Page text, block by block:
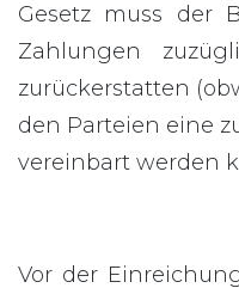
Gesetz muss der
Zahlungen
zurückerstatten
den Parteien eine
vereinbart werden
Vor der